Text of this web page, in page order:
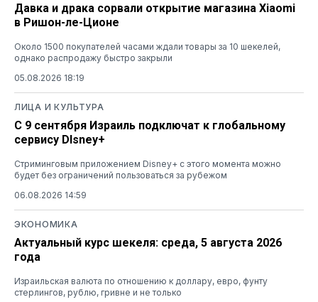
Давка и драка сорвали открытие магазина Xiaomi
в Ришон-ле-Ционе
Около 1500 покупателей часами ждали товары за 10 шекелей,
однако распродажу быстро закрыли
05.08.2026 18:19
ЛИЦА И КУЛЬТУРА
С 9 сентября Израиль подключат к глобальному
сервису DIsney+
Стриминговым приложением Disney+ с этого момента можно
будет без ограничений пользоваться за рубежом
06.08.2026 14:59
ЭКОНОМИКА
Актуальный курс шекеля: среда, 5 августа 2026
года
Израильская валюта по отношению к доллару, евро, фунту
стерлингов, рублю, гривне и не только